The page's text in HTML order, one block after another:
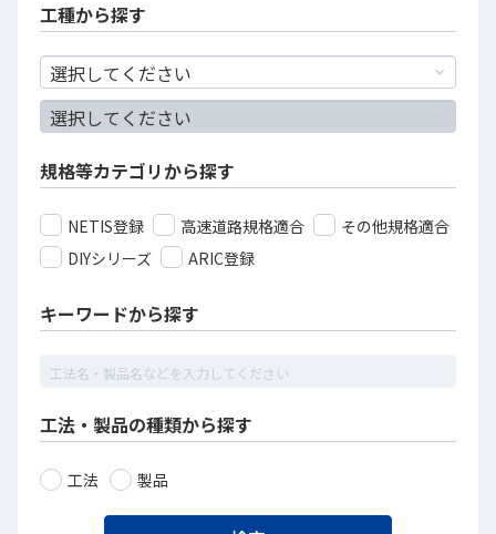
工種から探す
規格等カテゴリから探す
NETIS登録 高速道路規格適合
その他規格適合
DIYシリーズ
ARIC登録
キーワードから探す
工法・製品の種類から探す
工法 製品